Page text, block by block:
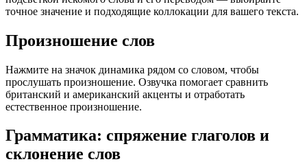
точное значение и подходящие коллокации для вашего текста.
Произношение слов
Нажмите на значок динамика рядом со словом, чтобы
прослушать произношение. Озвучка помогает сравнить
британский и американский акценты и отработать
естественное произношение.
Грамматика: спряжение глаголов и
склонение слов